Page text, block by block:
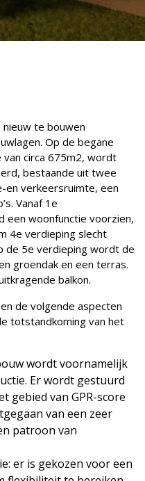
nieuw te bouwen
Op de begane
circa 675m2, wordt
bestaande uit twee
en verkeersruimte, een
Vanaf 1e
een woonfunctie voorzien,
4e verdieping slecht
de 5e verdieping wordt de
groendak en een terras.
balkon.
de volgende aspecten
totstandkoming van het
wordt voornamelijk
Er wordt gestuurd
gebied van GPR-score
van een zeer
patroon van
er is gekozen voor een